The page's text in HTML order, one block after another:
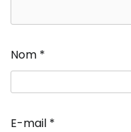
Nom *
E-mail *